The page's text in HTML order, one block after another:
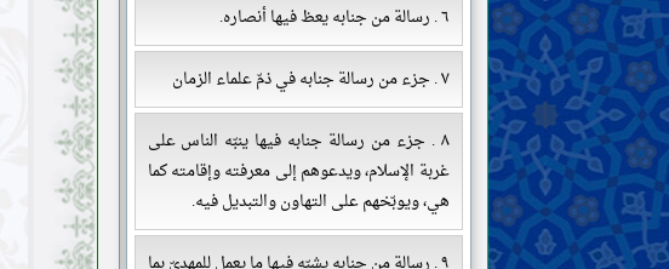
٦ . رسالة من جنابه يعظ فيها أنصاره.
٧ . جزء من رسالة جنابه في ذمّ علماء الزمان
٨ . جزء من رسالة جنابه فيها ينبّه الناس على
غربة الإسلام، ويدعوهم إلى معرفته وإقامته كما
هي، ويوبّخهم على التهاون والتبديل فيه.